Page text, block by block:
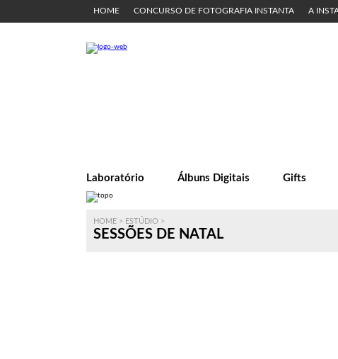
HOME CONCURSO DE FOTOGRAFIA INSTANTA A
Laboratório Álbuns Digitais Gifts
HOME > ESTÚDIO >
SESSÕES DE NATAL